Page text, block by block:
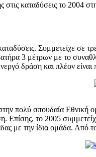
καταδύσεις το 2004
Συμμετείχε σε
3 μέτρων με το
δράση και πλέον
πολύ σπουδαία Εθνική
Επίσης, το 2005
με την ίδια ομάδα.